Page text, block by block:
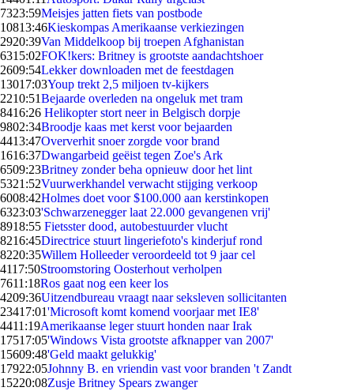
7323:59Meisjes jatten fiets van postbode
10813:46Kieskompas Amerikaanse verkiezingen
2920:39Van Middelkoop bij troepen Afghanistan
6315:02FOK!kers: Britney is grootste aandachtshoer
2609:54Lekker downloaden met de feestdagen
13017:03Youp trekt 2,5 miljoen tv-kijkers
2210:51Bejaarde overleden na ongeluk met tram
8416:26 Helikopter stort neer in Belgisch dorpje
9802:34Broodje kaas met kerst voor bejaarden
4413:47Oververhit snoer zorgde voor brand
1616:37Dwangarbeid geëist tegen Zoe's Ark
6509:23Britney zonder beha opnieuw door het lint
5321:52Vuurwerkhandel verwacht stijging verkoop
6008:42Holmes doet voor $100.000 aan kerstinkopen
6323:03'Schwarzenegger laat 22.000 gevangenen vrij'
8918:55 Fietsster dood, autobestuurder vlucht
8216:45Directrice stuurt lingeriefoto's kinderjuf rond
8220:35Willem Holleeder veroordeeld tot 9 jaar cel
4117:50Stroomstoring Oosterhout verholpen
7611:18Ros gaat nog een keer los
4209:36Uitzendbureau vraagt naar seksleven sollicitanten
23417:01'Microsoft komt komend voorjaar met IE8'
4411:19Amerikaanse leger stuurt honden naar Irak
17517:05'Windows Vista grootste afknapper van 2007'
15609:48'Geld maakt gelukkig'
17922:05Johnny B. en vriendin vast voor branden 't Zandt
15220:08Zusje Britney Spears zwanger